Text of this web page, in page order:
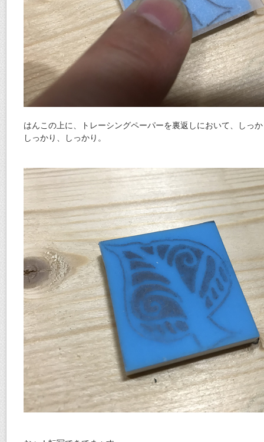
はんこの上に、トレーシングペーパーを裏返しにおいて、しっ
しっかり、しっかり。